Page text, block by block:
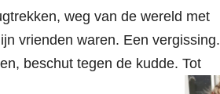
weg van de wereld met
vrienden waren. Een vergissing.
beschut tegen de kudde. Tot